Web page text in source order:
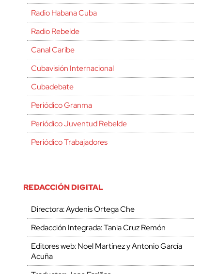
Radio Habana Cuba
Radio Rebelde
Canal Caribe
Cubavisión Internacional
Cubadebate
Periódico Granma
Periódico Juventud Rebelde
Periódico Trabajadores
REDACCIÓN DIGITAL
Directora: Aydenis Ortega Che
Redacción Integrada: Tania Cruz Remón
Editores web: Noel Martínez y Antonio García
Acuña